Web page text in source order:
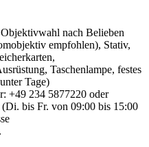
nach Belieben
empfohlen), Stativ,
Taschenlampe, festes
Tage)
+49 234 5877220 oder
bis Fr. von 09:00 bis 15:00